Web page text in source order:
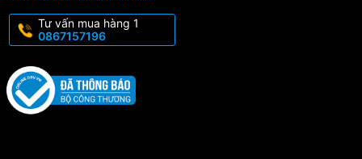
Tư vấn mua hàng 1
0867157196